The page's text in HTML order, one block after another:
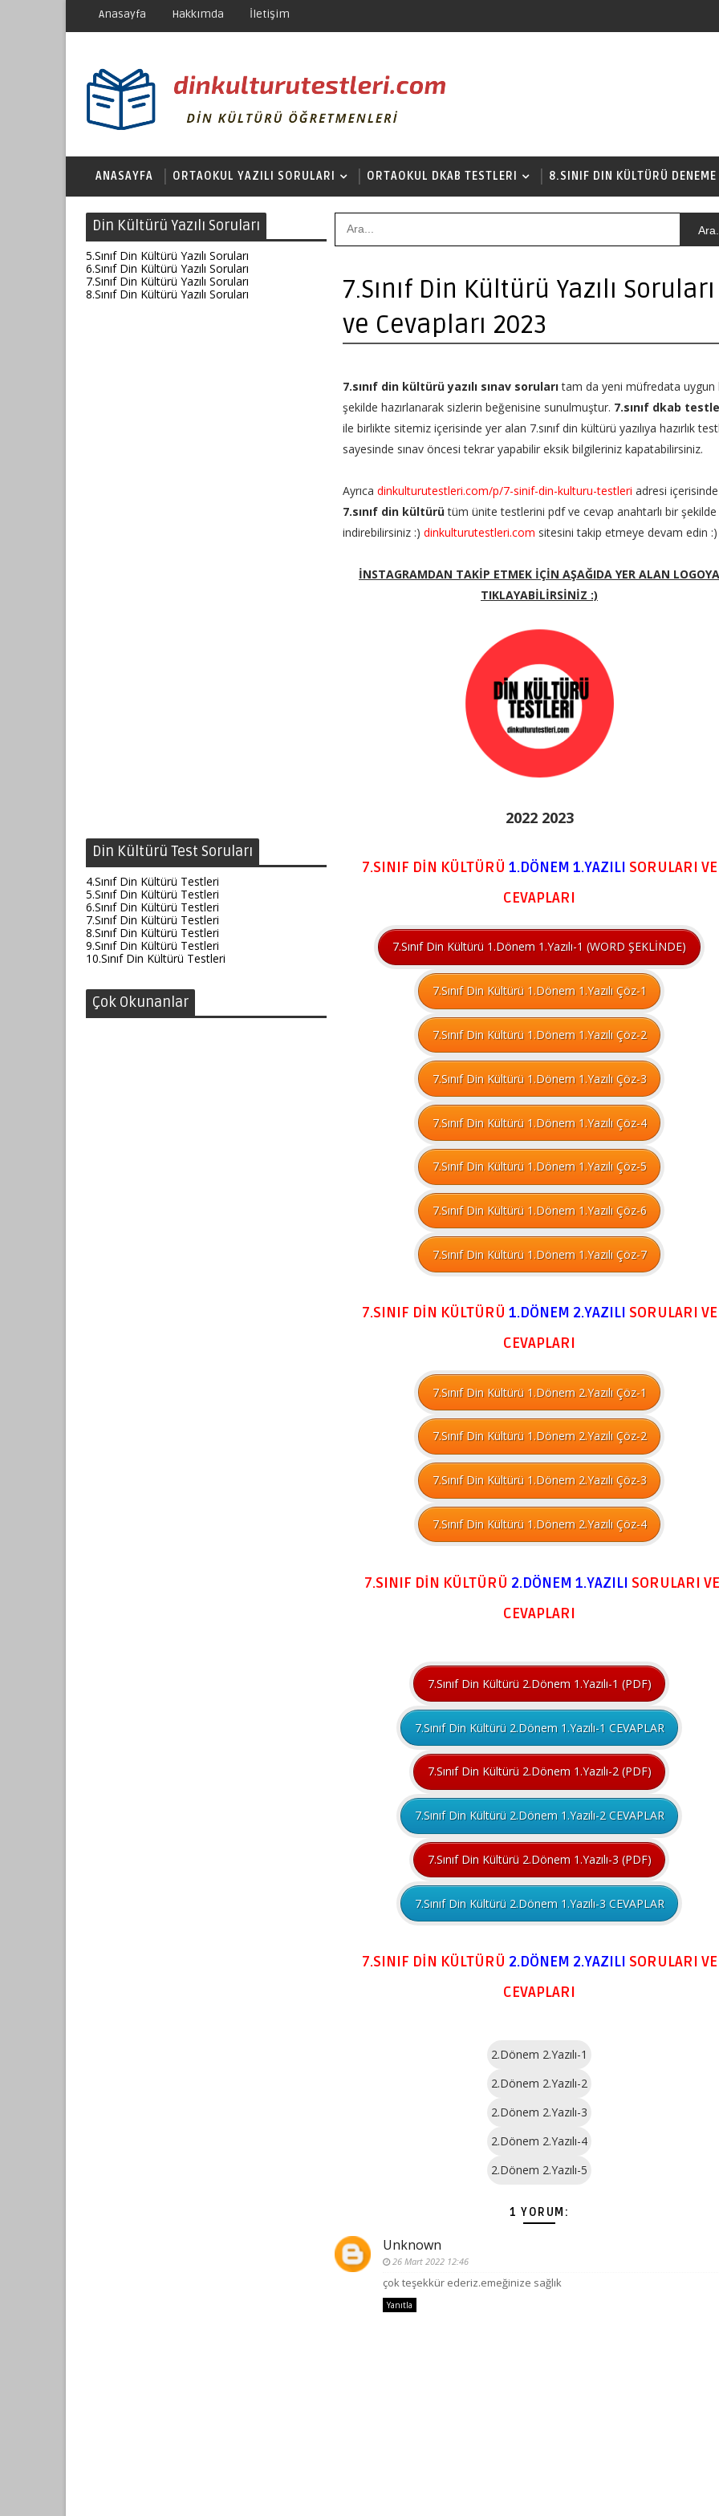
Anasayfa Hakkımda İletişim
ANASAYFA ORTAOKUL YAZILI SORULARI ORTAOKUL DKAB TESTLERI 8.SINIF DIN KÜLTÜRÜ
Din Kültürü Yazılı Soruları
5.Sınıf Din Kültürü Yazılı Soruları
6.Sınıf Din Kültürü Yazılı Soruları
7.Sınıf Din Kültürü Yazılı Soruları
8.Sınıf Din Kültürü Yazılı Soruları
Din Kültürü Test Soruları
4.Sınıf Din Kültürü Testleri
5.Sınıf Din Kültürü Testleri
6.Sınıf Din Kültürü Testleri
7.Sınıf Din Kültürü Testleri
8.Sınıf Din Kültürü Testleri
9.Sınıf Din Kültürü Testleri
10.Sınıf Din Kültürü Testleri
Çok Okunanlar
7.Sınıf Din Kültürü Yazılı Soruları
ve Cevapları 2023
7.sınıf din kültürü yazılı sınav sorularıtam da yeni müfredata uygun
şekilde hazırlanarak sizlerin beğenisine sunulmuştur. 7.sınıf dkab
ile birlikte sitemiz içerisinde yer alan 7.sınıf din kültürü yazılıya hazırlık
sayesinde sınav öncesi tekrar yapabilir eksik bilgileriniz kapatabilirsiniz.
Ayrıca dinkulturutestleri.com/p/7-sinif-din-kulturu-testleri adresi içerisinde
7.sınıf din kültürütüm ünite testlerini pdf ve cevap anahtarlı bir şekilde
indirebilirsiniz :) dinkulturutestleri.com sitesini takip etmeye devam edin :)
İNSTAGRAMDAN TAKİP ETMEK İÇİN AŞAĞIDA YER ALAN LOGOYA
TIKLAYABİLİRSİNİZ :)
2022 2023
7.SINIF DİN KÜLTÜRÜ 1.DÖNEM 1.YAZILI SORULARI VE
CEVAPLARI
7.Sınıf Din Kültürü 1.Dönem 1.Yazılı-1 (WORD ŞEKLİNDE)
7.Sınıf Din Kültürü 1.Dönem 1.Yazılı Çöz-1
7.Sınıf Din Kültürü 1.Dönem 1.Yazılı Çöz-2
7.Sınıf Din Kültürü 1.Dönem 1.Yazılı Çöz-3
7.Sınıf Din Kültürü 1.Dönem 1.Yazılı Çöz-4
7.Sınıf Din Kültürü 1.Dönem 1.Yazılı Çöz-5
7.Sınıf Din Kültürü 1.Dönem 1.Yazılı Çöz-6
7.Sınıf Din Kültürü 1.Dönem 1.Yazılı Çöz-7
7.SINIF DİN KÜLTÜRÜ 1.DÖNEM 2.YAZILI SORULARI VE
CEVAPLARI
7.Sınıf Din Kültürü 1.Dönem 2.Yazılı Çöz-1
7.Sınıf Din Kültürü 1.Dönem 2.Yazılı Çöz-2
7.Sınıf Din Kültürü 1.Dönem 2.Yazılı Çöz-3
7.Sınıf Din Kültürü 1.Dönem 2.Yazılı Çöz-4
7.SINIF DİN KÜLTÜRÜ 2.DÖNEM 1.YAZILI SORULARI VE
CEVAPLARI
7.Sınıf Din Kültürü 2.Dönem 1.Yazılı-1 (PDF)
7.Sınıf Din Kültürü 2.Dönem 1.Yazılı-1 CEVAPLAR
7.Sınıf Din Kültürü 2.Dönem 1.Yazılı-2 (PDF)
7.Sınıf Din Kültürü 2.Dönem 1.Yazılı-2 CEVAPLAR
7.Sınıf Din Kültürü 2.Dönem 1.Yazılı-3 (PDF)
7.Sınıf Din Kültürü 2.Dönem 1.Yazılı-3 CEVAPLAR
7.SINIF DİN KÜLTÜRÜ 2.DÖNEM 2.YAZILI SORULARI VE
CEVAPLARI
2.Dönem 2.Yazılı-1
2.Dönem 2.Yazılı-2
2.Dönem 2.Yazılı-3
2.Dönem 2.Yazılı-4
2.Dönem 2.Yazılı-5
1 YORUM:
Unknown
26 Mart 2022 12:46
çok teşekkür ederiz.emeğinize sağlık
Yanıtla